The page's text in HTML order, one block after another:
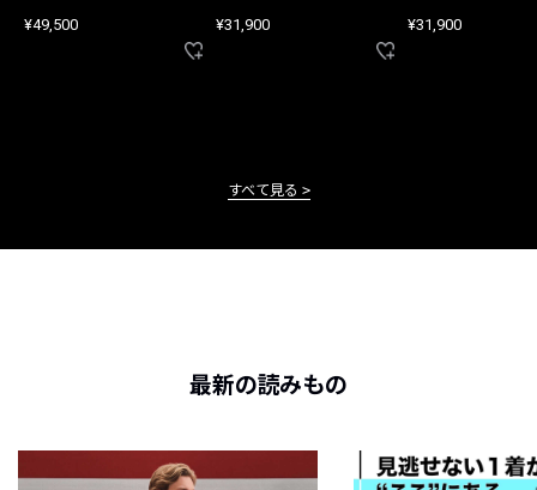
¥49,500 ¥31,900 ¥31,900
すべて見る
最新の読みもの